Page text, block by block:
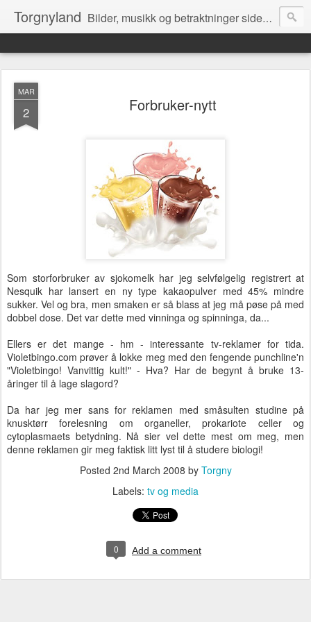
Torgnyland Bilder, musikk og betraktninger siden 2008
MAR
2 Forbruker-nytt
Som storforbruker av sjokomelk har jeg selvfølgelig registrert at
Nesquik har lansert en ny type kakaopulver med 45% mindre
sukker. Vel og bra, men smaken er så blass at jeg må pøse på med
dobbel dose. Det var dette med vinninga og spinninga, da...
Ellers er det mange - hm - interessante tv-reklamer for tida.
Violetbingo.com prøver å lokke meg med den fengende punchline'n
"Violetbingo! Vanvittig kult!" - Hva? Har de begynt å bruke 13-
åringer til å lage slagord?
Da har jeg mer sans for reklamen med småsulten studine på
knusktørr forelesning om organeller, prokariote celler og
cytoplasmaets betydning. Nå sier vel dette mest om meg, men
denne reklamen gir meg faktisk litt lyst til å studere biologi!
Posted 2nd March 2008 by Torgny
Labels: tv og media
0 Add a comment